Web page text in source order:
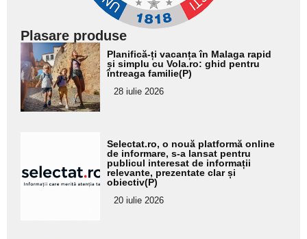
Plasare produse
Adaugă
aici textul
pentru
subtitlu
Planifică-ți vacanța în Malaga rapid
și simplu cu Vola.ro: ghid pentru
întreaga familie(P)
28 iulie 2026
pentru
subtitlu
Selectat.ro, o nouă platformă online
de informare, s-a lansat pentru
publicul interesat de informații
relevante, prezentate clar și
obiectiv(P)
20 iulie 2026